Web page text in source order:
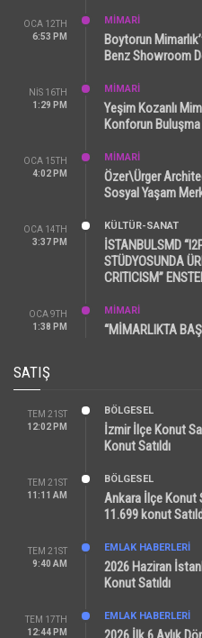
OCA 12TH
6:53 PM
MİMARİ
Boytorun
Benz Showroom
NIS 16TH
1:29 PM
MİMARİ
Yeşim Kozanlı
Konforun
OCA 15TH
4:02 PM
MİMARİ
Özer\Ürger
Sosyal Yaşam
OCA 14TH
3:37 PM
KÜLTÜR-SANAT
İSTANBULSMD
STÜDYOSUNDA
CRITICISM”
OCA 9TH
1:38 PM
MİMARİ
“MİMARLIKTA
SATIŞ
TEM 21ST
12:02 PM
BÖLGESEL
İzmir İlçe Konut
Konut Satıldı
TEM 21ST
11:11 AM
BÖLGESEL
Ankara İlçe Konut
11.699 konut
TEM 21ST
9:40 AM
EMLAK HABERLERI
2026 Haziran
Konut Satıldı
TEM 17TH
12:44 PM
EMLAK HABERLERI